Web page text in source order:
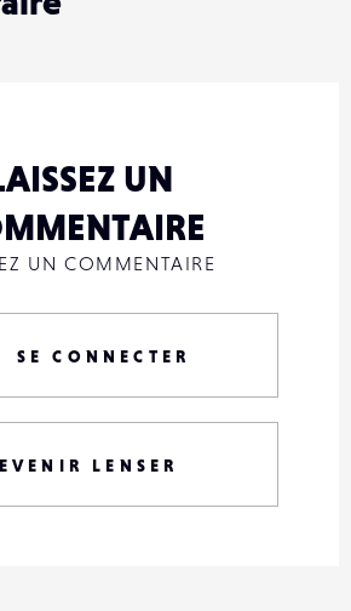
UN
UN COMMENTAIRE
SE CONNECTER
LENSER